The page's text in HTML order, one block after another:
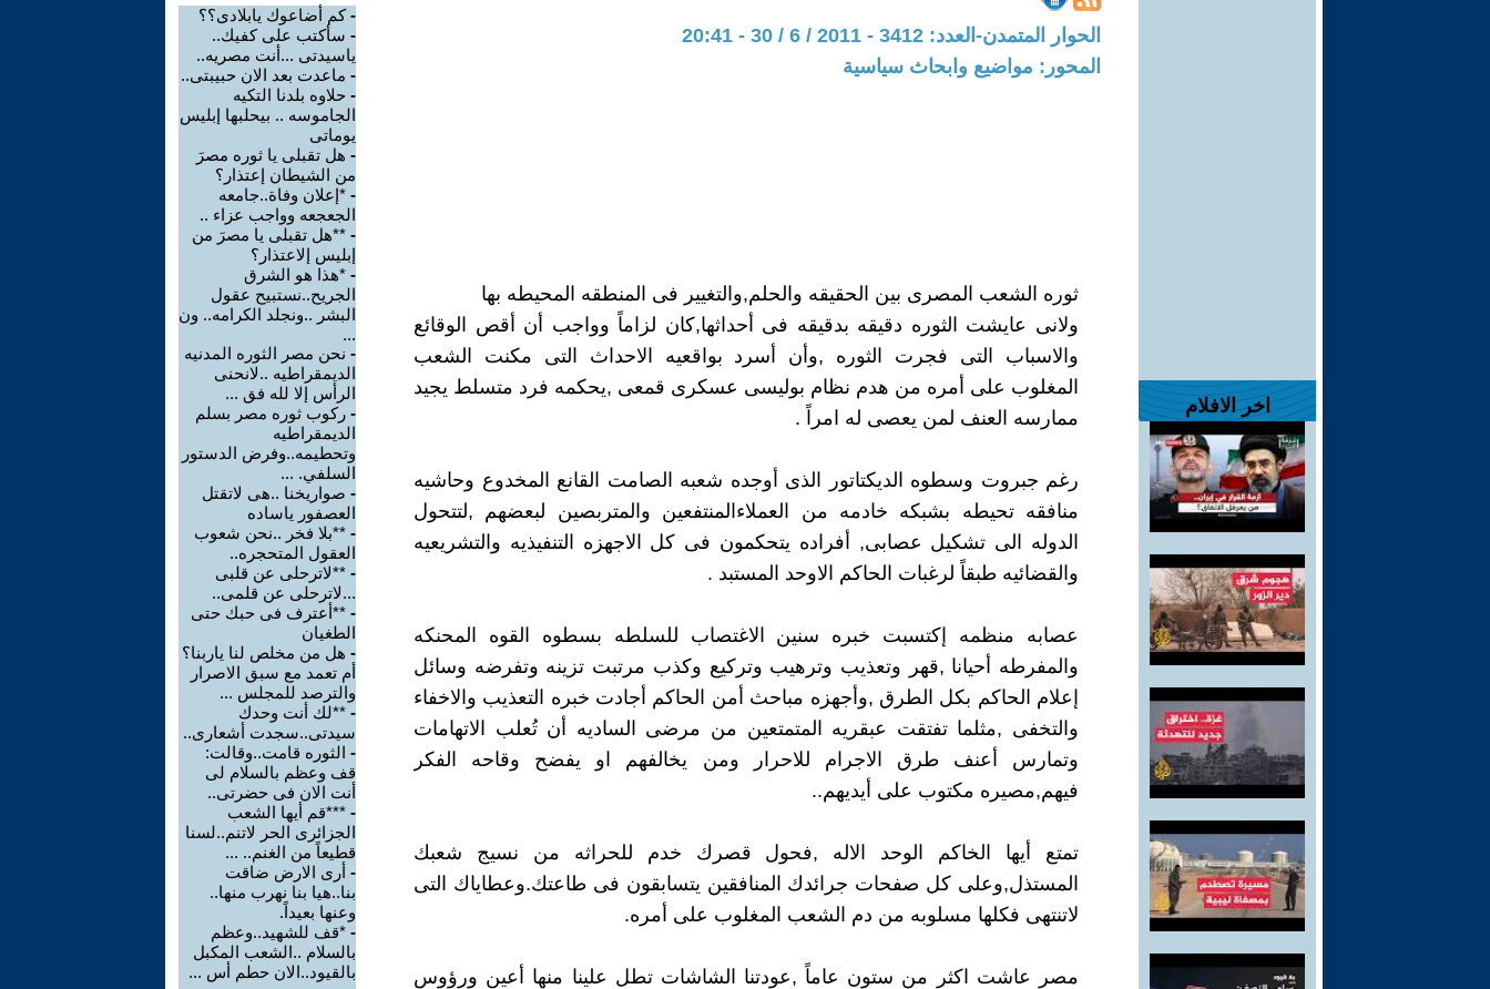
اخر الافلام
الحوار المتمدن-العدد: 3412 - 2011 / 6 / 30 - 20:41
المحور: مواضيع وابحاث سياسية
ثوره الشعب المصرى بين الحقيقه والحلم,والتغيير فى المنطقه المحيطه بها
ولانى عايشت الثوره دقيقه بدقيقه فى أحداثها,كان لزاماً وواجب أن أقص الوقائع
والاسباب التى فجرت الثوره ,وأن أسرد بواقعيه الاحداث التى مكنت الشعب
المغلوب على أمره من هدم نظام بوليسى عسكرى قمعى ,يحكمه فرد متسلط يجيد
ممارسه العنف لمن يعصى له امراً .
رغم جبروت وسطوه الديكتاتور الذى أوجده شعبه الصامت القانع المخدوع وحاشيه
منافقه تحيطه بشبكه خادمه من العملاءالمنتفعين والمتربصين لبعضهم ,لتتحول
الدوله الى تشكيل عصابى, أفراده يتحكمون فى كل الاجهزه التنفيذيه والتشريعيه
والقضائيه طبقاً لرغبات الحاكم الاوحد المستبد .
عصابه منظمه إكتسبت خبره سنين الاغتصاب للسلطه بسطوه القوه المحنكه
والمفرطه أحيانا ,قهر وتعذيب وترهيب وتركيع وكذب مرتبت تزينه وتفرضه وسائل
إعلام الحاكم بكل الطرق ,وأجهزه مباحث أمن الحاكم أجادت خبره التعذيب والاخفاء
والتخفى ,مثلما تفتقت عبقريه المتمتعين من مرضى الساديه أن تُعلب الاتهامات
وتمارس أعنف طرق الاجرام للاحرار ومن يخالفهم او يفضح وقاحه الفكر
فيهم,مصيره مكتوب على أيديهم..
تمتع أيها الخاكم الوحد الاله ,فحول قصرك خدم للحراثه من نسيج شعبك
المستذل,وعلى كل صفحات جرائدك المنافقين يتسابقون فى طاعتك.وعطاياك التى
لاتنتهى فكلها مسلوبه من دم الشعب المغلوب على أمره.
مصر عاشت اكثر من ستون عاماً ,عودتنا الشاشات تطل علينا منها أعين ورؤوس
-كم أضاعوك يابلادى؟؟
- سأكتب على كفيك..
ياسيدتى ...أنت مصريه..
- ماعدت بعد الان حبيبتى..
- حلاوه بلدنا التكيه
الجاموسه .. بيحلبها إبليس
يوماتى
- هل تقبلى يا ثوره مصرَ
من الشيطان إعتذار؟
- *إعلان وفاة..جامعه
الجعجعه وواجب عزاء ..
- **هل تقبلى يا مصرَ من
إبليس إلاعتذار؟
- *هذا هو الشرق
الجريح..نستبيح عقول
البشر ..ونجلد الكرامه.. ون
...
- نحن مصر الثوره المدنيه
الديمقراطيه ..لانحنى
الرأس إلا لله فق ...
- ركوب ثوره مصر بسلم
الديمقراطيه
وتحطيمه..وفرض الدستور
السلفي. ...
- صواريخنا ..هى لاتقتل
العصفور ياساده
- **بلا فخر ..نحن شعوب
العقول المتحجره..
- **لاترحلى عن قلبى
...لاترحلى عن قلمى..
- **أعترف فى حبك حتى
الطغيان
- هل من مخلص لنا ياربنا؟
أم تعمد مع سبق الاصرار
والترصد للمجلس ...
- **لك أنت وحدك
سيدتى..سجدت أشعارى..
- الثوره قامت..وقالت:
قف وعظم بالسلام لى
أنت الان فى حضرتى..
- ***قم أيها الشعب
الجزائرى الحر لاتنم..لسنا
قطيعاً من الغنم.. ...
- أرى الارض ضاقت
بنا..هيا بنا نهرب منها..
وعنها بعيداً.
- *قف للشهيد..وعظم
بالسلام ..الشعب المكبل
بالقيود..الان حطم أس ...